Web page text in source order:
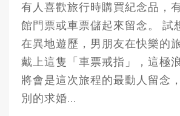
有人喜歡旅行時購買紀念品，
館門票或車票儲起來留念。 試
在異地遊歷，男朋友在快樂的
戴上這隻「車票戒指」，這極
將會是這次旅程的最動人留念
別的求婚...